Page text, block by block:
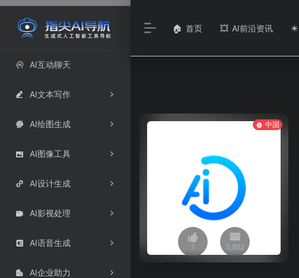
 AI互动聊天
 AI文本写作
 AI绘图生成
 AI图像工具
 AI设计生成
 AI影视处理
 AI语音生成
 AI企业助力
🏠 首页 💥 AI前沿资讯 ☀
中国
7 5,922